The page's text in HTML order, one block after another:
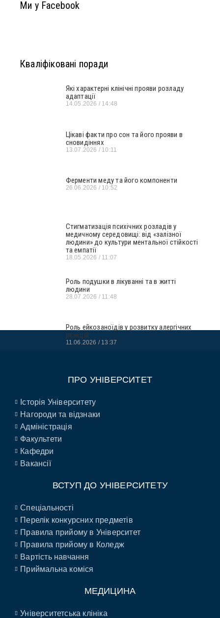
Ми у Facebook
Кваліфіковані поради
Які характерні клінічні прояви розладу
адаптації
14.05.2026 14:48
Цікаві факти про сон та його прояви в
сновидіннях
13.07.2026 10:11
Ферменти меду та його компоненти
26.06.2026 10:52
Стигматизація психічних розладів у
медичному середовищі: від «залізної
людини» до культури ментальної стійкості
та емпатії
18.05.2026 11:07
Роль подушки в лікуванні та в житті
людини
28.07.2026 11:48
Роль ейкозаноїдів у розвитку алергічних
реакцій
11.06.2026 13:37
ПРО УНІВЕРСИТЕТ
Історія Університету
Нагороди та відзнаки
Адміністрація
Факультети
Кафедри
Вакансії
ВСТУП ДО УНІВЕРСИТЕТУ
Спеціальності
Перелік конкурсних предметів
Правила прийому в Університет
Правила прийому в Коледж
Вартість навчання
Приймальна коміся
МЕДИЦИНА
Університетська клініка